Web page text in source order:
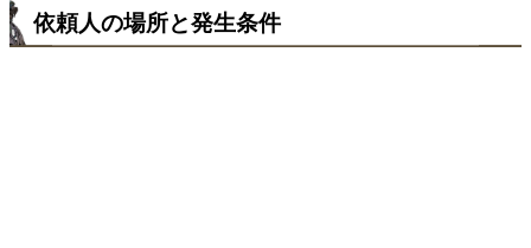
依頼人の場所と発生条件